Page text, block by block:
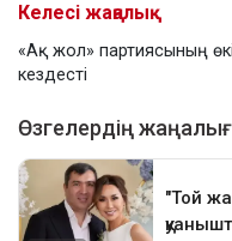
Келесі жаңалық
«Ақ жол» партиясының
кездесті